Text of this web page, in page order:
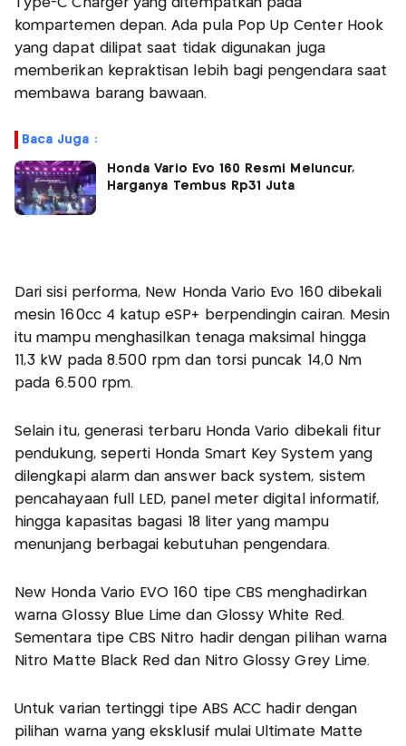
Type-C Charger yang ditempatkan pada
kompartemen depan. Ada pula Pop Up Center Hook
yang dapat dilipat saat tidak digunakan juga
memberikan kepraktisan lebih bagi pengendara saat
membawa barang bawaan.
Baca Juga :
Honda Vario Evo 160 Resmi Meluncur,
Harganya Tembus Rp31 Juta
Dari sisi performa, New Honda Vario Evo 160 dibekali
mesin 160cc 4 katup eSP+ berpendingin cairan. Mesin
itu mampu menghasilkan tenaga maksimal hingga
11,3 kW pada 8.500 rpm dan torsi puncak 14,0 Nm
pada 6.500 rpm.
Selain itu, generasi terbaru Honda Vario dibekali fitur
pendukung, seperti Honda Smart Key System yang
dilengkapi alarm dan answer back system, sistem
pencahayaan full LED, panel meter digital informatif,
hingga kapasitas bagasi 18 liter yang mampu
menunjang berbagai kebutuhan pengendara.
New Honda Vario EVO 160 tipe CBS menghadirkan
warna Glossy Blue Lime dan Glossy White Red.
Sementara tipe CBS Nitro hadir dengan pilihan warna
Nitro Matte Black Red dan Nitro Glossy Grey Lime.
Untuk varian tertinggi tipe ABS ACC hadir dengan
pilihan warna yang eksklusif mulai Ultimate Matte